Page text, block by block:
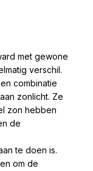
met gewone
verschil.
combinatie
zonlicht. Ze
zon hebben
de
te doen is.
om de